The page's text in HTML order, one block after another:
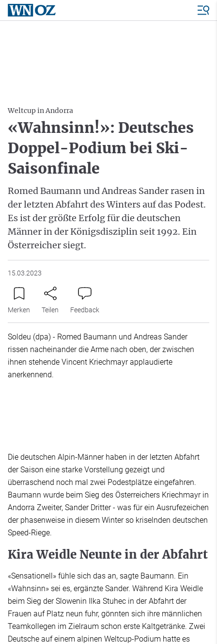
Weltcup in Andorra
«Wahnsinn!»: Deutsches
Doppel-Podium bei Ski-
Saisonfinale
Romed Baumann und Andreas Sander rasen in
der letzten Abfahrt des Winters auf das Podest.
Es ist der größte Erfolg für die deutschen
Männer in der Königsdisziplin seit 1992. Ein
Österreicher siegt.
15.03.2023
Merken Teilen Feedback
Soldeu (dpa) - Romed Baumann und Andreas Sander
rissen nacheinander die Arme nach oben, der zwischen
ihnen stehende Vincent Kriechmayr applaudierte
anerkennend.
Die deutschen Alpin-Männer haben in der letzten Abfahrt
der Saison eine starke Vorstellung gezeigt und
überraschend noch mal zwei Podestplätze eingefahren.
Baumann wurde beim Sieg des Österreichers Kriechmayr in
Andorra Zweiter, Sander Dritter - was für ein Ausrufezeichen
der phasenweise in diesem Winter so kriselnden deutschen
Speed-Riege.
Kira Weidle Neunte in der Abfahrt
«Sensationell» fühle sich das an, sagte Baumann. Ein
«Wahnsinn» sei es, ergänzte Sander. Während Kira Weidle
beim Sieg der Slowenin Ilka Stuhec in der Abfahrt der
Frauen auf Platz neun fuhr, gönnten sich ihre männlichen
Teamkollegen im Zielraum schon erste Kaltgetränke. Zwei
Deutsche auf einem alpinen Weltcup-Podium hatte es